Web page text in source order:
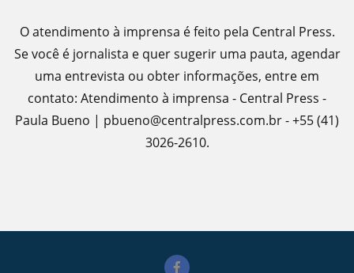
O atendimento à imprensa é feito pela Central Press.
Se você é jornalista e quer sugerir uma pauta, agendar
uma entrevista ou obter informações, entre em
contato: Atendimento à imprensa - Central Press -
Paula Bueno | pbueno@centralpress.com.br - +55 (41)
3026-2610.